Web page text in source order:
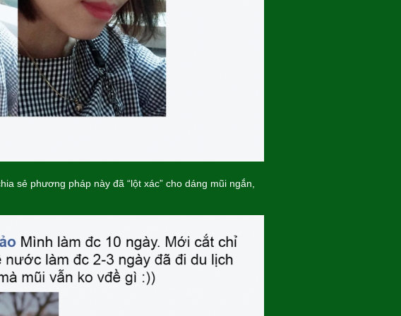
sẻ phương pháp này đã “lột xác” cho dáng mũi ngắn,